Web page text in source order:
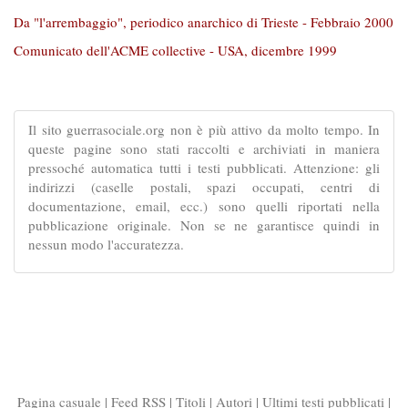
Da "l'arrembaggio", periodico anarchico di Trieste - Febbraio 2000
Comunicato dell'ACME collective - USA, dicembre 1999
Il sito guerrasociale.org non è più attivo da molto tempo. In
queste pagine sono stati raccolti e archiviati in maniera
pressoché automatica tutti i testi pubblicati. Attenzione: gli
indirizzi (caselle postali, spazi occupati, centri di
documentazione, email, ecc.) sono quelli riportati nella
pubblicazione originale. Non se ne garantisce quindi in
nessun modo l'accuratezza.
Pagina casuale | Feed RSS | Titoli | Autori | Ultimi testi pubblicati |